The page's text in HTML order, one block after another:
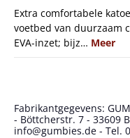
Extra comfortabele
voetbed van duurzaam
EVA-inzet; bijz… Meer
Fabrikantgegevens:
- Böttcherstr. 7 - 33609
info@gumbies.de - Tel.